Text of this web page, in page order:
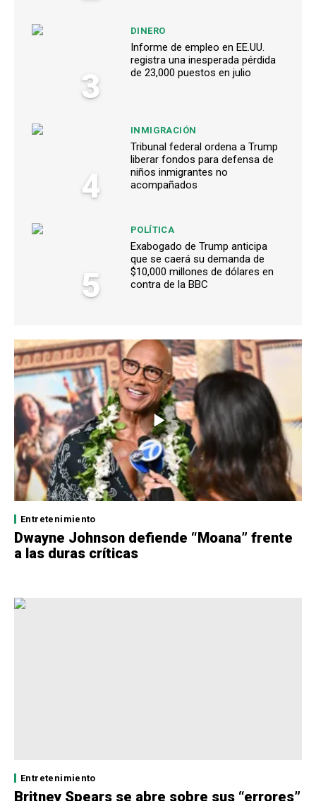
3
DINERO
Informe de empleo en EE.UU.
registra una inesperada pérdida
de 23,000 puestos en julio
4
INMIGRACIÓN
Tribunal federal ordena a Trump
liberar fondos para defensa de
niños inmigrantes no
acompañados
5
POLÍTICA
Exabogado de Trump anticipa
que se caerá su demanda de
$10,000 millones de dólares en
contra de la BBC
Entretenimiento
Dwayne Johnson defiende “Moana” frente
a las duras críticas
Entretenimiento
Britney Spears se abre sobre sus “errores”